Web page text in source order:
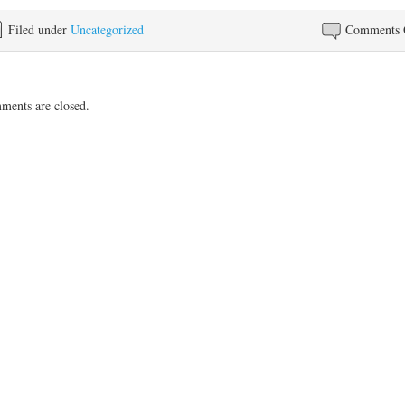
Comments
Filed under Uncategorized
are closed.